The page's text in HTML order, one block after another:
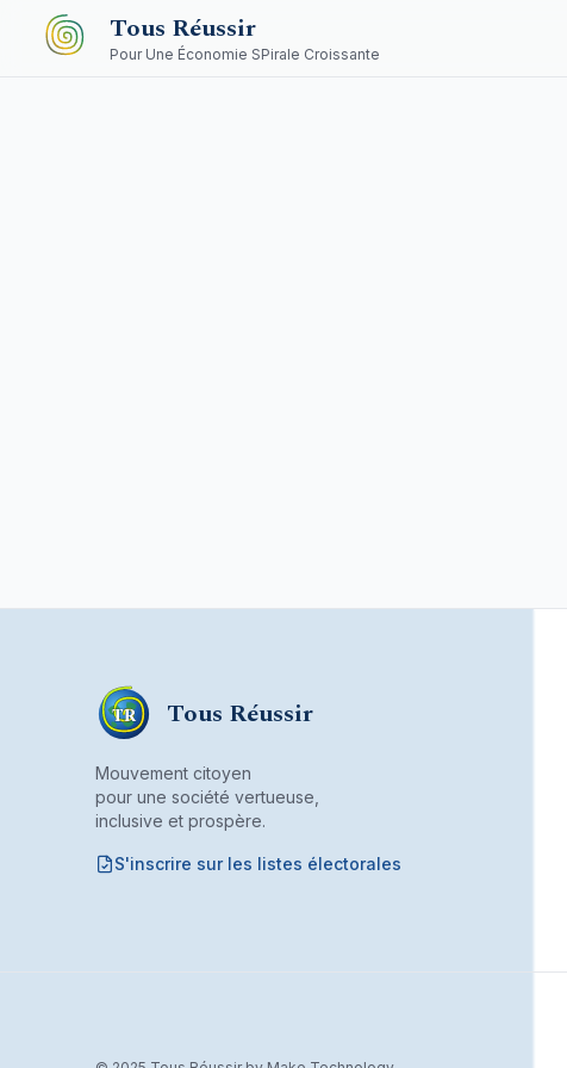
Aller au contenu principal
Tous Réussir
Pour Une Économie SPirale Croissante
TR Tous Réussir
Mouvement citoyen
pour une société vertueuse,
inclusive et prospère.
S'inscrire sur les listes électorales